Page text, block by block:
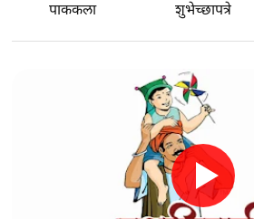
पाककला शुभेच्छापत्रे